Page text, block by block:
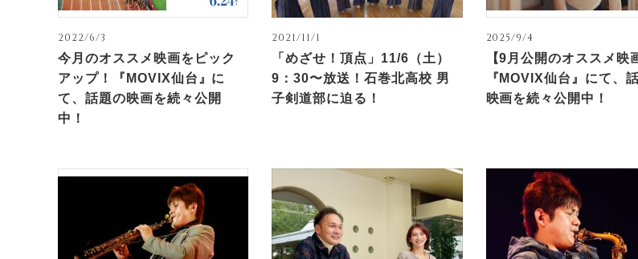
2022/6/3
今月のオススメ映画をピック
アップ！『MOVIX仙台』に
て、話題の映画を続々公開
中！
2021/11/1
「めざせ！頂点」11/6（土）
9：30〜放送！石巻北高校 男
子剣道部に迫る！
2025/9/4
【9月公開のオススメ映
『MOVIX仙台』にて、
映画を続々公開中！